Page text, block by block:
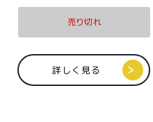
売り切れ
詳しく見る